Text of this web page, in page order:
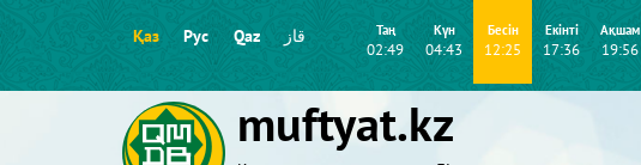
Қаз Рус Qaz قاز Таң
02:49
Күн
04:43
Бесін
12:25
Екінті
17:36
Ақшам
19:56
muftyat.kz